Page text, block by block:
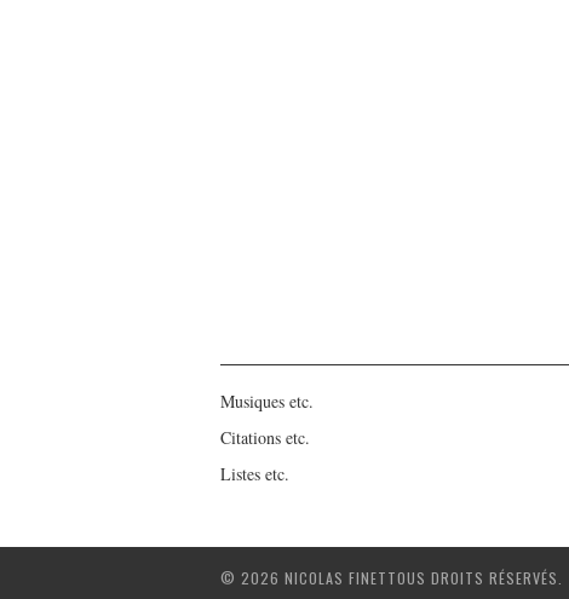
Musiques etc.
Citations etc.
Listes etc.
© 2026 NICOLAS FINETTOUS DROITS RÉSERVÉS.